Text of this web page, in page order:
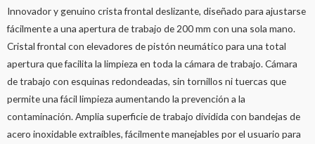
Innovador y genuino crista frontal deslizante, diseñado para ajustarse
fácilmente a una apertura de trabajo de 200 mm con una sola mano.
Cristal frontal con elevadores de pistón neumático para una total
apertura que facilita la limpieza en toda la cámara de trabajo. Cámara
de trabajo con esquinas redondeadas, sin tornillos ni tuercas que
permite una fácil limpieza aumentando la prevención a la
contaminación. Amplia superficie de trabajo dividida con bandejas de
acero inoxidable extraíbles, fácilmente manejables por el usuario para